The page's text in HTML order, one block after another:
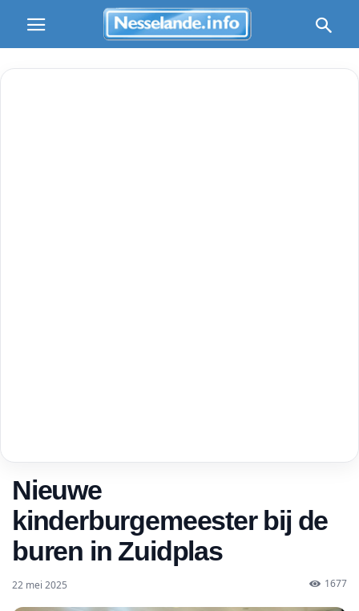
Nieuwe
kinderburgemeester bij de
buren in Zuidplas
22 mei 2025 1677